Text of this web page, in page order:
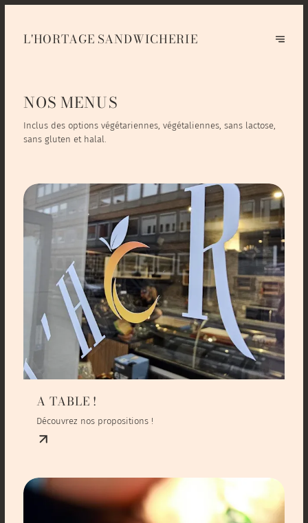
L'HORTAGE SANDWICHERIE
NOS MENUS
Inclus des options végétariennes, végétaliennes, sans lactose,
sans gluten et halal.
A TABLE !
Découvrez nos propositions !